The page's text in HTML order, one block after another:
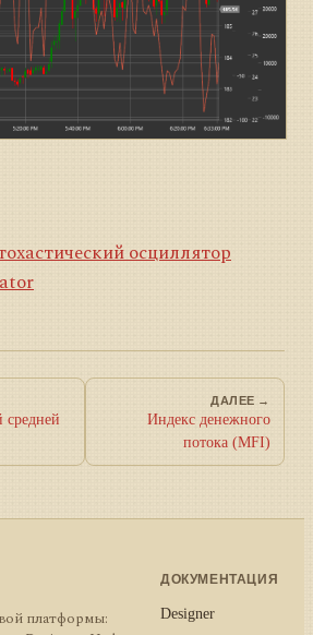
осциллятор
средней
ДАЛЕЕ →
Индекс денежного
потока (MFI)
платформы:
ДОКУМЕНТАЦИЯ
Designer